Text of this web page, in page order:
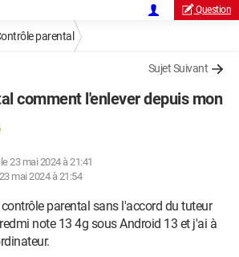
Question
parental
Sujet Suivant
comment l'enlever depuis mon
23 mai 2024 à 21:41
23 mai 2024 à 21:54
parental sans l'accord du tuteur
note 13 4g sous Android 13 et j'ai à